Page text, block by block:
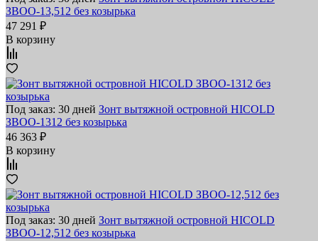
ЗВОО-13,512 без козырька
47 291 ₽
В корзину
Под заказ: 30 дней Зонт вытяжной островной HICOLD
ЗВОО-1312 без козырька
46 363 ₽
В корзину
Под заказ: 30 дней Зонт вытяжной островной HICOLD
ЗВОО-12,512 без козырька